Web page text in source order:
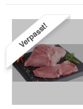
Verpasst!